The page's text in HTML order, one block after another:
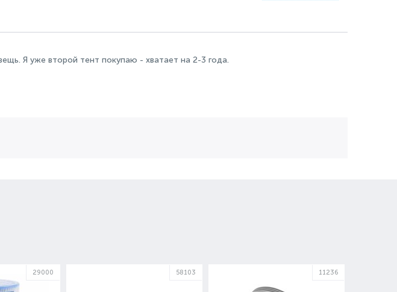
Я уже второй тент покупаю - хватает на 2-3 года.
29000 58103 11236